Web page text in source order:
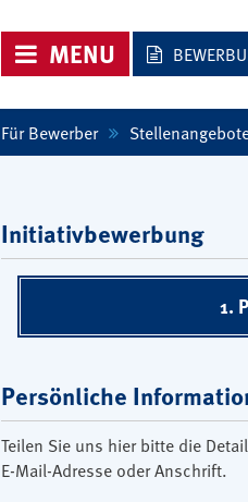
NAVIGATION ÖFFNEN
MENU
Für Bewerber
Initiativbewerbung
1.
Persönliche
Teilen Sie uns hier bitte die
E-Mail-Adresse oder Anschrift.